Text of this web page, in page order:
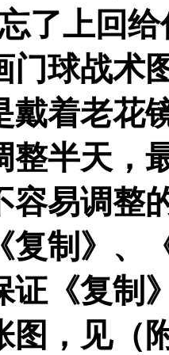
上回给
门球战术
戴着老花
整半天，
容易调整
复制》、
证《复制
图，见（